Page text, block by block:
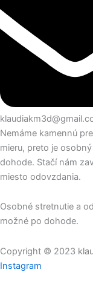
Nemáme kamennú
mieru, preto je
dohode. Stačí nám
miesto odovzdania.
Osobné stretnutie a
možné po dohode.
Copyright © 2023
Instagram